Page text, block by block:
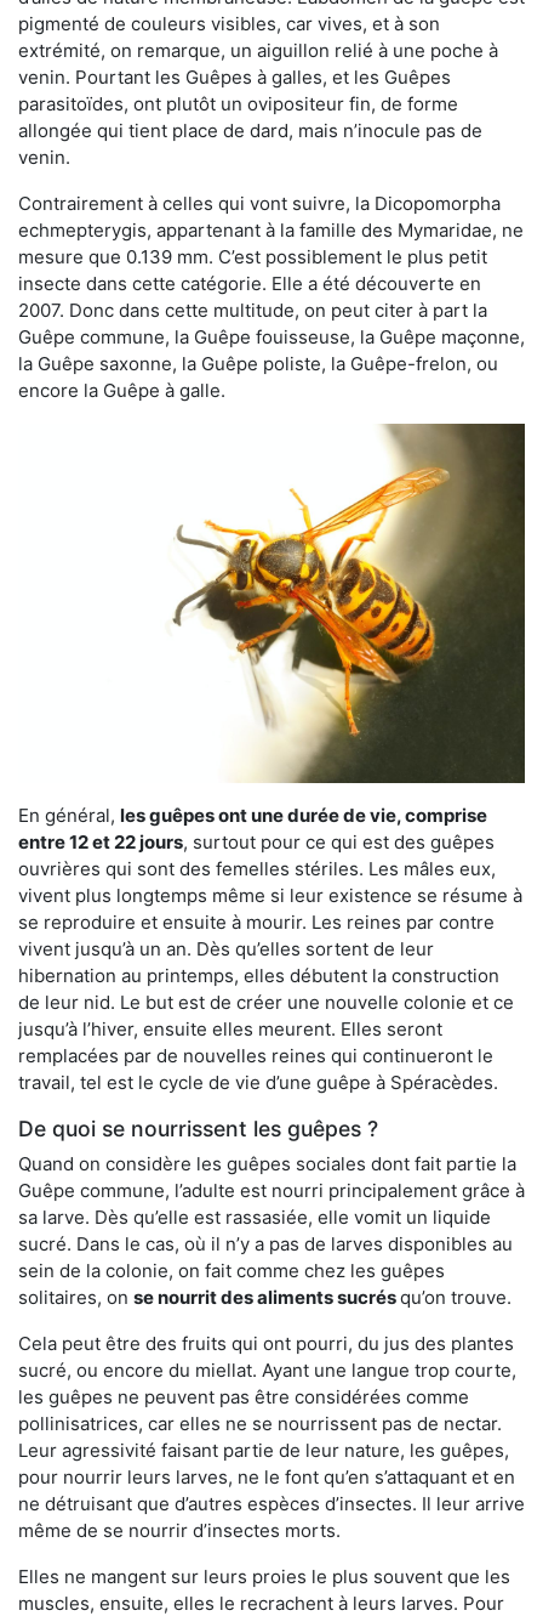
pigmenté de couleurs visibles, car vives, et à son
extrémité, on remarque, un aiguillon relié à une poche à
venin. Pourtant les Guêpes à galles, et les Guêpes
parasitoïdes, ont plutôt un ovipositeur fin, de forme
allongée qui tient place de dard, mais n’inocule pas de
venin.
Contrairement à celles qui vont suivre, la Dicopomorpha
echmepterygis, appartenant à la famille des Mymaridae, ne
mesure que 0.139 mm. C’est possiblement le plus petit
insecte dans cette catégorie. Elle a été découverte en
2007. Donc dans cette multitude, on peut citer à part la
Guêpe commune, la Guêpe fouisseuse, la Guêpe maçonne,
la Guêpe saxonne, la Guêpe poliste, la Guêpe-frelon, ou
encore la Guêpe à galle.
En général, les guêpes ont une durée de vie, comprise
entre 12 et 22 jours, surtout pour ce qui est des guêpes
ouvrières qui sont des femelles stériles. Les mâles eux,
vivent plus longtemps même si leur existence se résume à
se reproduire et ensuite à mourir. Les reines par contre
vivent jusqu’à un an. Dès qu’elles sortent de leur
hibernation au printemps, elles débutent la construction
de leur nid. Le but est de créer une nouvelle colonie et ce
jusqu’à l’hiver, ensuite elles meurent. Elles seront
remplacées par de nouvelles reines qui continueront le
travail, tel est le cycle de vie d’une guêpe à Spéracèdes.
De quoi se nourrissent les guêpes ?
Quand on considère les guêpes sociales dont fait partie la
Guêpe commune, l’adulte est nourri principalement grâce à
sa larve. Dès qu’elle est rassasiée, elle vomit un liquide
sucré. Dans le cas, où il n’y a pas de larves disponibles au
sein de la colonie, on fait comme chez les guêpes
solitaires, on se nourrit des aliments sucrésqu’on trouve.
Cela peut être des fruits qui ont pourri, du jus des plantes
sucré, ou encore du miellat. Ayant une langue trop courte,
les guêpes ne peuvent pas être considérées comme
pollinisatrices, car elles ne se nourrissent pas de nectar.
Leur agressivité faisant partie de leur nature, les guêpes,
pour nourrir leurs larves, ne le font qu’en s’attaquant et en
ne détruisant que d’autres espèces d’insectes. Il leur arrive
même de se nourrir d’insectes morts.
Elles ne mangent sur leurs proies le plus souvent que les
muscles, ensuite, elles le recrachent à leurs larves. Pour